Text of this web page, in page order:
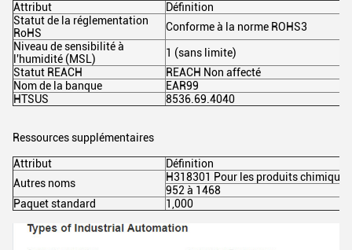
Attribut
Définition
Statut de la réglementation
RoHS
Conforme à la norme ROHS3
Niveau de sensibilité à
l'humidité (MSL)
1 (sans limite)
Statut REACH
REACH Non affecté
Nom de la banque
EAR99
HTSUS
8536.69.4040
Ressources supplémentaires
Attribut
Définition
Autres noms
H318301 Pour les produits chimiques
952 à 1468
Paquet standard
1,000